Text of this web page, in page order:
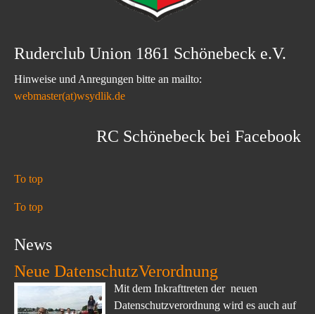
Ruderclub Union 1861 Schönebeck e.V.
Hinweise und Anregungen bitte an mailto:
webmaster(at)wsydlik.de
RC Schönebeck bei Facebook
To top
To top
News
Neue DatenschutzVerordnung
Mit dem Inkrafttreten der neuen
Datenschutzverordnung wird es auch auf